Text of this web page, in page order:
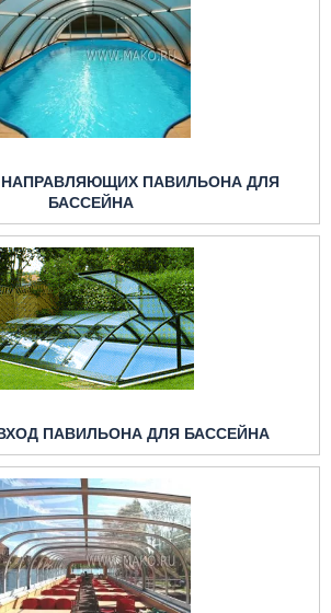
НАПРАВЛЯЮЩИХ ПАВИЛЬОНА ДЛЯ
БАССЕЙНА
ПАВИЛЬОНА ДЛЯ БАССЕЙНА